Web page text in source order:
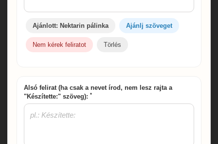
Ajánlott: Nektarin pálinka Ajánlj szöveget
Nem kérek feliratot Törlés
Alsó felirat (ha csak a nevet írod, nem lesz rajta a
"Készítette:" szöveg): *